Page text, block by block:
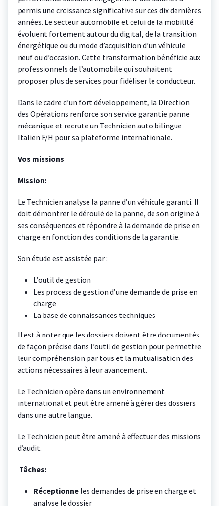
permis une croissance significative sur ces dix dernières
années. Le secteur automobile et celui de la mobilité
évoluent fortement autour du digital, de la transition
énergétique ou du mode d’acquisition d’un véhicule
neuf ou d’occasion. Cette transformation bénéficie aux
professionnels de l’automobile qui souhaitent
proposer plus de services pour fidéliser le conducteur.
Dans le cadre d’un fort développement, la Direction
des Opérations renforce son service garantie panne
mécanique et recrute un Technicien auto bilingue
Italien F/H pour sa plateforme internationale.
Vos missions
Mission:
Le Technicien analyse la panne d’un véhicule garanti. Il
doit démontrer le déroulé de la panne, de son origine à
ses conséquences et répondre à la demande de prise en
charge en fonction des conditions de la garantie.
Son étude est assistée par :
L’outil de gestion
Les process de gestion d’une demande de prise en
charge
La base de connaissances techniques
Il est à noter que les dossiers doivent être documentés
de façon précise dans l’outil de gestion pour permettre
leur compréhension par tous et la mutualisation des
actions nécessaires à leur avancement.
Le Technicien opère dans un environnement
international et peut être amené à gérer des dossiers
dans une autre langue.
Le Technicien peut être amené à effectuer des missions
d’audit.
Tâches:
Réceptionne les demandes de prise en charge et
analyse le dossier